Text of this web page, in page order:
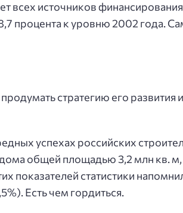
всех источников
процента к уровню 2002 года.
стратегию его
успехах российских
общей площадью 3,2 млн кв.
показателей статистики
Есть чем гордиться.